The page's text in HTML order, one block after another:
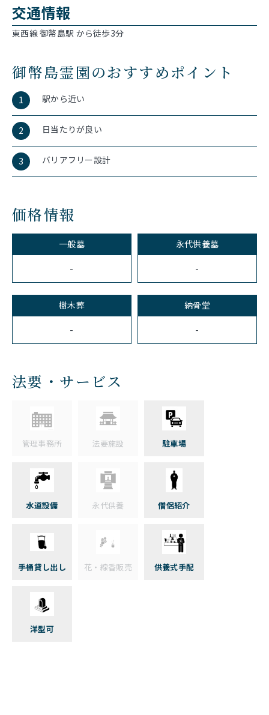
交通情報
東西線 御幣島駅 から徒歩3分
御幣島霊園のおすすめポイント
1 駅から近い
2 日当たりが良い
3 バリアフリー設計
価格情報
一般墓
-
永代供養墓
-
樹木葬
-
納骨堂
-
法要・サービス
管理事務所 法要施設 駐車場
水道設備 永代供養 僧侶紹介
手桶貸し出し 花・線香販売 供養式手配
洋型可